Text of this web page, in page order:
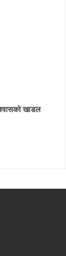
खाडल